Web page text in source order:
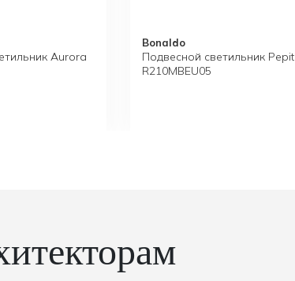
Aurora
Bonaldo
Подвесной светильник
R210MBEU05